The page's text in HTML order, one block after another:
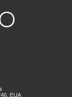
EUA